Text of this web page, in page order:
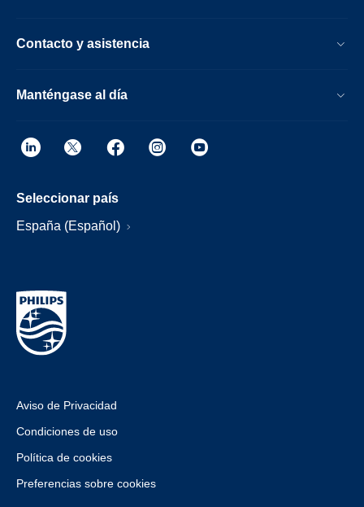
Contacto y asistencia
Manténgase al día
Seleccionar país
España (Español)
Aviso de Privacidad
Condiciones de uso
Política de cookies
Preferencias sobre cookies